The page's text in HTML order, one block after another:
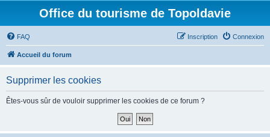
Office du tourisme de Topoldavie
FAQ Connexion
Inscription
Accueil du forum
Supprimer les cookies
Êtes-vous sûr de vouloir supprimer les cookies de ce forum ?